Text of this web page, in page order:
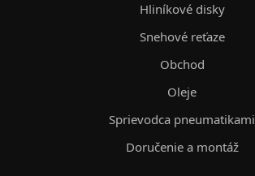
Hliníkové disky
Snehové reťaze
Obchod
Oleje
Sprievodca pneumatikami
Doručenie a montáž